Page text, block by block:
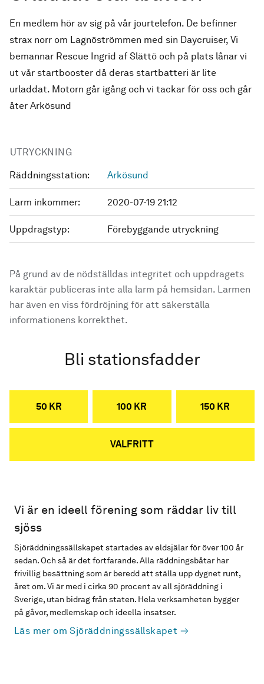
En medlem hör av sig på vår jourtelefon. De befinner
strax norr om Lagnöströmmen med sin Daycruiser, Vi
bemannar Rescue Ingrid af Slättö och på plats lånar vi
ut vår startbooster då deras startbatteri är lite
urladdat. Motorn går igång och vi tackar för oss och går
åter Arkösund
UTRYCKNING
Räddningsstation: Arkösund
Larm inkommer: 2020-07-19 21:12
Uppdragstyp: Förebyggande utryckning
På grund av de nödställdas integritet och uppdragets
karaktär publiceras inte alla larm på hemsidan. Larmen
har även en viss fördröjning för att säkerställa
informationens korrekthet.
Bli stationsfadder
50 KR 100 KR 150 KR
VALFRITT
Vi är en ideell förening som räddar liv till
sjöss
Sjöräddningssällskapet startades av eldsjälar för över 100 år
sedan. Och så är det fortfarande. Alla räddningsbåtar har
frivillig besättning som är beredd att ställa upp dygnet runt,
året om. Vi är med i cirka 90 procent av all sjöräddning i
Sverige, utan bidrag från staten. Hela verksamheten bygger
på gåvor, medlemskap och ideella insatser.
Läs mer om Sjöräddningssällskapet